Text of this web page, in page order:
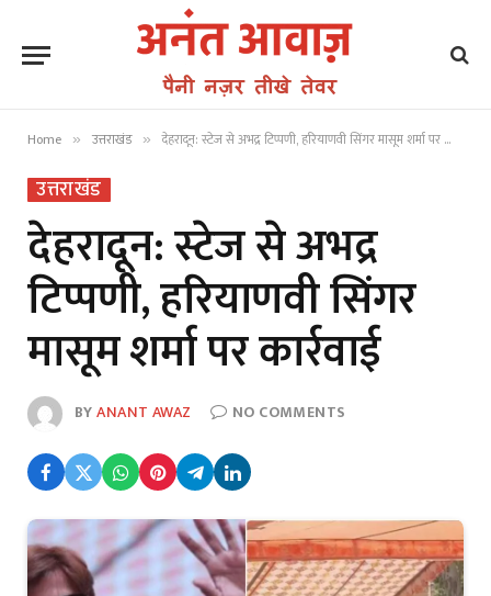
Home » उत्तराखंड » देहरादून: स्टेज से अभद्र टिप्पणी, हरियाणवी सिंगर मासूम शर्मा पर कार्रवाई
उत्तराखंड
देहरादून: स्टेज से अभद्र
टिप्पणी, हरियाणवी सिंगर
मासूम शर्मा पर कार्रवाई
BYANANT AWAZ NO COMMENTS